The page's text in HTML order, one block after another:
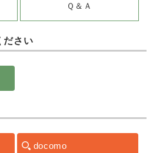
Ｑ＆Ａ
ださい
docomo